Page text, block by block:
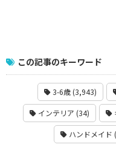
この記事のキーワード
3-6歳 (3,943)
インテリア (34)
ハンドメイド